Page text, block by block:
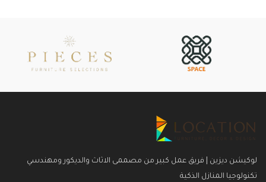
لوكيشن ديزين | فريق عمل كبير من مصممى الاثاث والديكور ومهندسي
تكنولوجيا المنازل الذكية